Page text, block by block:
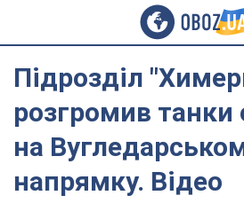
Підрозділ
розгромив танки
на
напрямку. Відео